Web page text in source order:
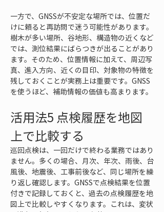
一方で、GNSSが不安定な場所では、位置だ
けに頼ると再訪問で迷う可能性があります。
樹木が多い場所、谷地形、構造物の近くなど
では、測位結果にばらつきが出ることがあり
ます。そのため、位置情報に加えて、周辺写
真、進入方向、近くの目印、対象物の特徴を
残しておくことが実務上は重要です。GNSS
を使うほど、補助情報の価値も高まります。
活用法5 点検履歴を地図
上で比較する
巡回点検は、一回だけで終わる業務ではあり
ません。多くの場合、月次、年次、雨後、台
風後、地震後、工事前後など、同じ場所を繰
り返し確認します。GNSSで点検結果を位置
付きで記録しておくと、過去の点検履歴を地
図上で比較しやすくなります。これは、変状